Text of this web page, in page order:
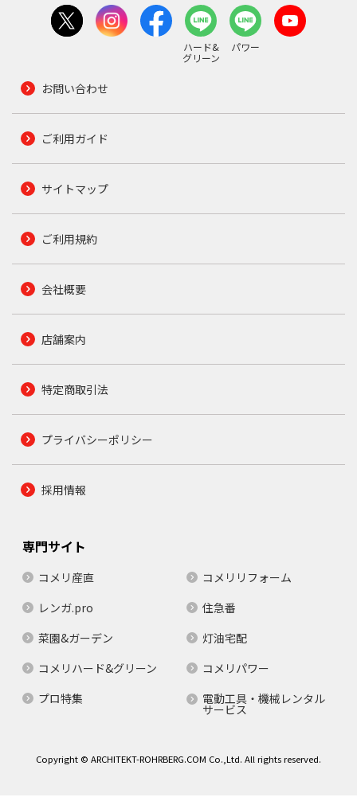
ハード&
グリーン
パワー
お問い合わせ
ご利用ガイド
サイトマップ
ご利用規約
会社概要
店舗案内
特定商取引法
プライバシーポリシー
採用情報
専門サイト
コメリ産直
コメリリフォーム
レンガ.pro
住急番
菜園&ガーデン
灯油宅配
コメリハード&グリーン
コメリパワー
プロ特集
電動工具・機械レンタル
サービス
Copyright © ARCHITEKT-ROHRBERG.COM Co.,Ltd. All rights reserved.